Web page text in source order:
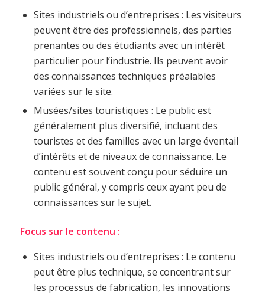
Sites industriels ou d’entreprises : Les visiteurs
peuvent être des professionnels, des parties
prenantes ou des étudiants avec un intérêt
particulier pour l’industrie. Ils peuvent avoir
des connaissances techniques préalables
variées sur le site.
Musées/sites touristiques : Le public est
généralement plus diversifié, incluant des
touristes et des familles avec un large éventail
d’intérêts et de niveaux de connaissance. Le
contenu est souvent conçu pour séduire un
public général, y compris ceux ayant peu de
connaissances sur le sujet.
Focus sur le contenu :
Sites industriels ou d’entreprises : Le contenu
peut être plus technique, se concentrant sur
les processus de fabrication, les innovations